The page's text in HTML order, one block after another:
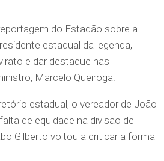
do Estadão sobre a
estadual da legenda,
e dar destaque nas
Marcelo Queiroga.
estadual, o vereador de João
de equidade na divisão de
Gilberto voltou a criticar a forma